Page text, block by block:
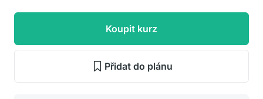
Koupit kurz
Přidat do plánu